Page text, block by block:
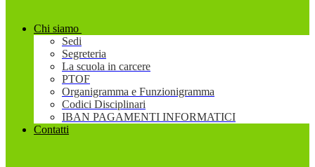
Chi siamo
Sedi
Segreteria
La scuola in carcere
PTOF
Organigramma e Funzionigramma
Codici Disciplinari
IBAN PAGAMENTI INFORMATICI
Contatti